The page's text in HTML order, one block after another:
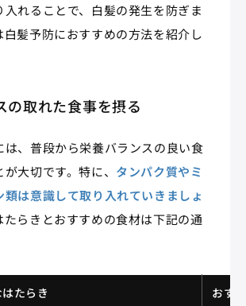
入れることで、白髪の発生を防ぎま
白髪予防におすすめの方法を紹介し
の取れた食事を摂る
は、普段から栄養バランスの良い食
大切です。特に、 タンパク質やミ
類は意識して取り入れていきましょ
らきとおすすめの食材は下記の通
たらき おす